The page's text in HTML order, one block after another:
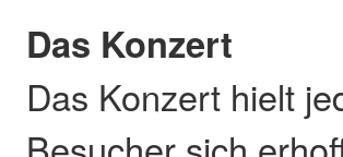
Das Konzert
Das Konzert hielt